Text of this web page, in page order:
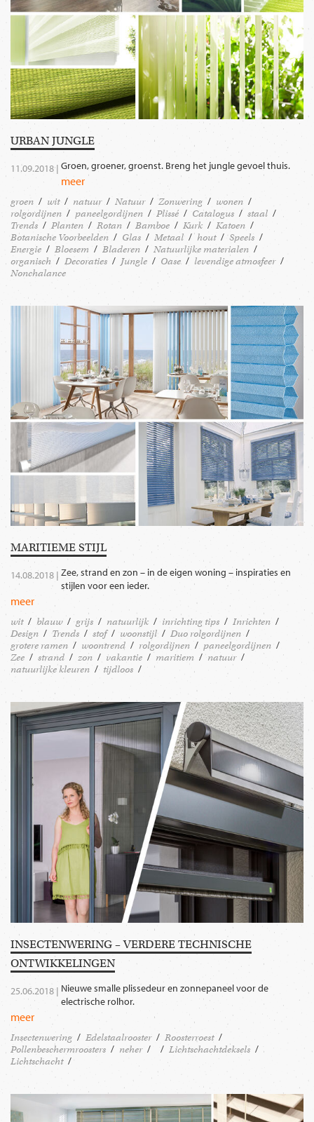
URBAN JUNGLE
11.09.2018 | Groen, groener, groenst. Breng het jungle gevoel thuis.
meer
groen wit natuur Natuur Zonwering
wonen
rolgordijnen
paneelgordijnen Plissé Catalogus
staal
Trends
Planten Rotan Bamboe Kurk
Katoen
Botanische Voorbeelden
Glas Metaal hout
Speels
Energie
Bloesem Bladeren
Natuurlijke materialen
organisch
Decoraties Jungle Oase
levendige atmosfeer
Nonchalance
MARITIEME STIJL
14.08.2018 | Zee, strand en zon – in de eigen woning – inspiraties en
stijlen voor een ieder.
meer
wit blauw grijs natuurlijk inrichting tips
Inrichten
Design
Trends stof woonstijl
Duo rolgordijnen
grotere ramen
woontrend rolgordijnen
paneelgordijnen
Zee
strand zon vakantie maritiem
natuur
natuurlijke kleuren
tijdloos
INSECTENWERING – VERDERE TECHNISCHE
ONTWIKKELINGEN
25.06.2018 | Nieuwe smalle plissedeur en zonnepaneel voor de
electrische rolhor.
meer
Insectenwering Edelstaalrooster
Roosterroest
Pollenbeschermroosters
neher
Lichtschachtdeksels
Lichtschacht